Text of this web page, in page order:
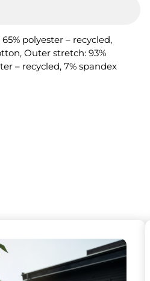
polyester – recycled,
Outer stretch: 93%
– recycled, 7% spandex